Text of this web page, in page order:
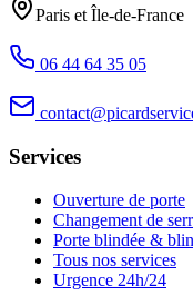
Paris et Île-de-France
06 44 64 35 05
Services
Ouverture de porte
Changement de
Porte blindée &
Tous nos services
Urgence 24h/24